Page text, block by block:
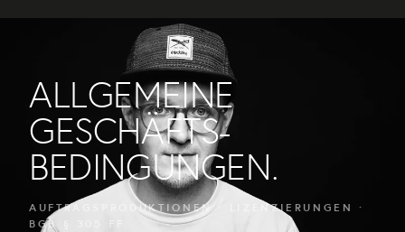
ALLGEMEINE
GESCHÄFTS-
BEDINGUNGEN.
AUFTRAGSPRODUKTIONEN · LIZENZIERUNGEN ·
BGB § 305 FF.